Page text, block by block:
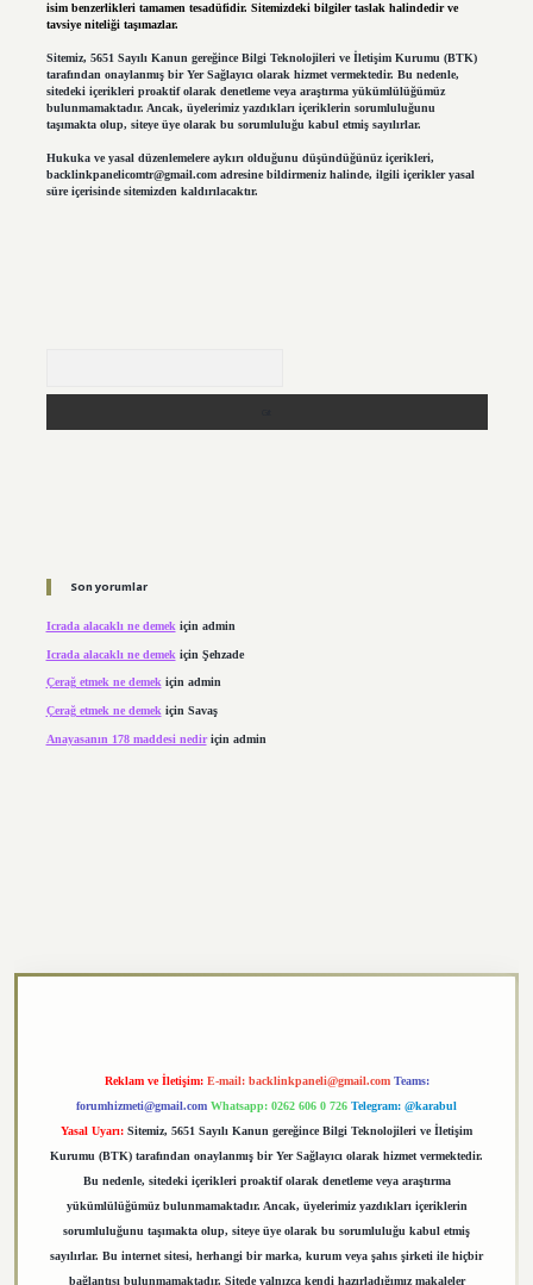
isim benzerlikleri tamamen tesadüfidir. Sitemizdeki bilgiler taslak halindedir ve
tavsiye niteliği taşımazlar.
Sitemiz, 5651 Sayılı Kanun gereğince Bilgi Teknolojileri ve İletişim Kurumu (BTK)
tarafından onaylanmış bir Yer Sağlayıcı olarak hizmet vermektedir. Bu nedenle,
sitedeki içerikleri proaktif olarak denetleme veya araştırma yükümlülüğümüz
bulunmamaktadır. Ancak, üyelerimiz yazdıkları içeriklerin sorumluluğunu
taşımakta olup, siteye üye olarak bu sorumluluğu kabul etmiş sayılırlar.
Hukuka ve yasal düzenlemelere aykırı olduğunu düşündüğünüz içerikleri,
backlinkpanelicomtr@gmail.comadresine bildirmeniz halinde, ilgili içerikler yasal
süre içerisinde sitemizden kaldırılacaktır.
Son yorumlar
Icrada alacaklı ne demek için admin
Icrada alacaklı ne demek için Şehzade
Çerağ etmek ne demekiçin admin
Çerağ etmek ne demek için Savaş
Anayasanın 178 maddesi nediriçin admin
Reklam ve İletişim: E-mail: backlinkpaneli@gmail.com Teams:
forumhizmeti@gmail.com Whatsapp: 0262 606 0 726 Telegram: @karabul
Yasal Uyarı: Sitemiz, 5651 Sayılı Kanun gereğince Bilgi Teknolojileri ve İletişim
Kurumu (BTK) tarafından onaylanmış bir Yer Sağlayıcı olarak hizmet vermektedir.
Bu nedenle, sitedeki içerikleri proaktif olarak denetleme veya araştırma
yükümlülüğümüz bulunmamaktadır. Ancak, üyelerimiz yazdıkları içeriklerin
sorumluluğunu taşımakta olup, siteye üye olarak bu sorumluluğu kabul etmiş
sayılırlar. Bu internet sitesi, herhangi bir marka, kurum veya şahıs şirketi ile hiçbir
bağlantısı bulunmamaktadır. Sitede yalnızca kendi hazırladığımız makaleler